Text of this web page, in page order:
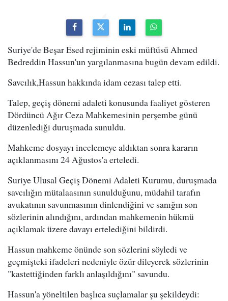
Suriye'de Beşar Esed rejiminin eski müftüsü Ahmed
Bedreddin Hassun'un yargılanmasına bugün devam edildi.
Savcılık,Hassun hakkında idam cezası talep etti.
Talep, geçiş dönemi adaleti konusunda faaliyet gösteren
Dördüncü Ağır Ceza Mahkemesinin perşembe günü
düzenlediği duruşmada sunuldu.
Mahkeme dosyayı incelemeye aldıktan sonra kararın
açıklanmasını 24 Ağustos'a erteledi.
Suriye Ulusal Geçiş Dönemi Adaleti Kurumu, duruşmada
savcılığın mütalaasının sunulduğunu, müdahil tarafın
avukatının savunmasının dinlendiğini ve sanığın son
sözlerinin alındığını, ardından mahkemenin hükmü
açıklamak üzere davayı ertelediğini bildirdi.
Hassun mahkeme önünde son sözlerini söyledi ve
geçmişteki ifadeleri nedeniyle özür dileyerek sözlerinin
"kastettiğinden farklı anlaşıldığını" savundu.
Hassun'a yöneltilen başlıca suçlamalar şu şekildeydi: